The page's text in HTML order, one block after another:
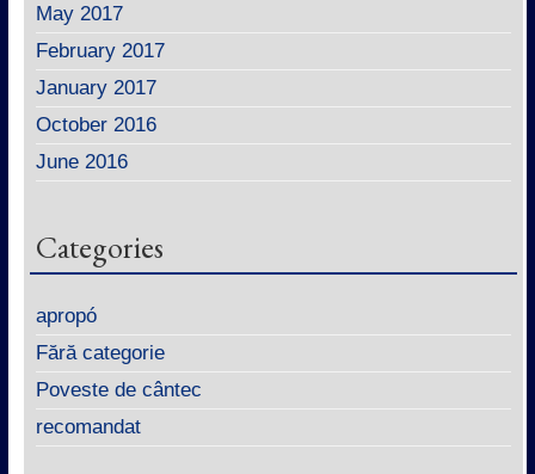
May 2017
February 2017
January 2017
October 2016
June 2016
Categories
apropó
Fără categorie
Poveste de cântec
recomandat